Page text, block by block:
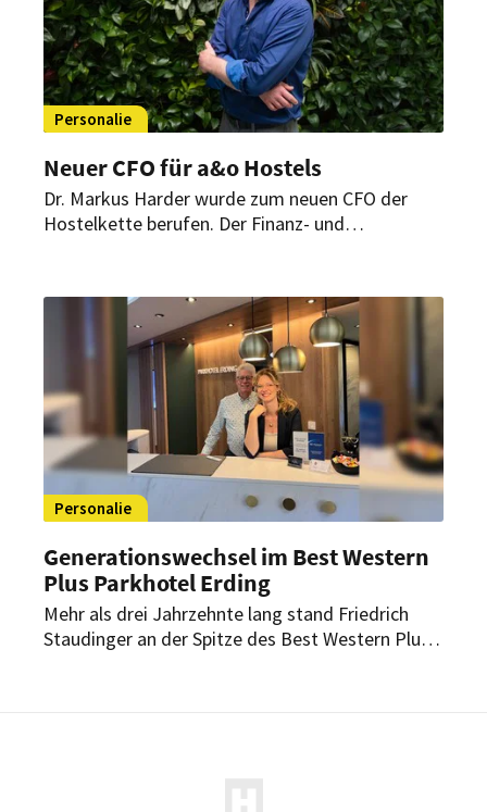
Personalie
Neuer CFO für a&o Hostels
Dr. Markus Harder wurde zum neuen CFO der
Hostelkette berufen. Der Finanz- und
vorantreiben – mit Fokus auf KI, Cloud-Lösungen
und den Ausbau des europäischen Portfolios.
Personalie
Generationswechsel im Best Western
Plus Parkhotel Erding
Mehr als drei Jahrzehnte lang stand Friedrich
Staudinger an der Spitze des Best Western Plus